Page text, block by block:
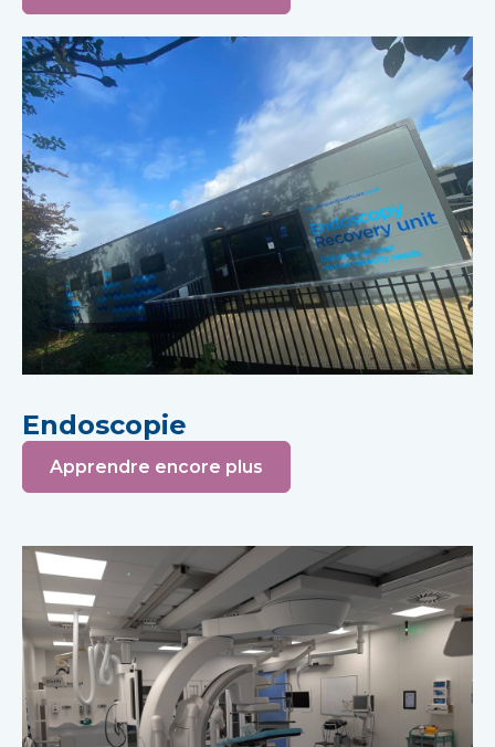
Endoscopie
Apprendre encore plus